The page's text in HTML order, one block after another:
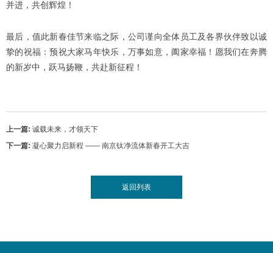
并进，共创辉煌！
最后，值此新春佳节来临之际，公司谨向全体员工及各界伙伴致以诚
挚的祝福：预祝大家马年快乐，万事如意，阖家幸福！愿我们在奔腾
的新岁中，跃马扬鞭，共赴新征程！
上一篇: 诚载未来，才领天下
下一篇: 凝心聚力启新程 —— 南京钛净流体新春开工大吉
返回列表